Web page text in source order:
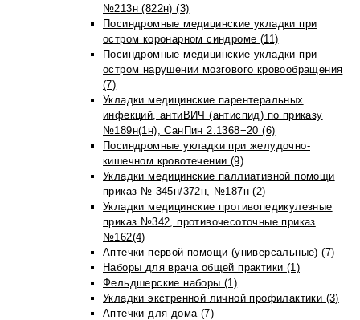
№213н (822н) (3)
Посиндромные медицинские укладки при
остром коронарном синдроме (11)
Посиндромные медицинские укладки при
остром нарушении мозгового кровообращения
(7)
Укладки медицинские парентеральных
инфекций, антиВИЧ (антиспид) по приказу
№189н(1н), СанПин 2.1368−20 (6)
Посиндромные укладки при желудочно-
кишечном кровотечении (9)
Укладки медицинские паллиативной помощи
приказ № 345н/372н, №187н (2)
Укладки медицинские противопедикулезные
приказ №342, противочесоточные приказ
№162(4)
Аптечки первой помощи (универсальные) (7)
Наборы для врача общей практики (1)
Фельдшерские наборы (1)
Укладки экстренной личной профилактики (3)
Аптечки для дома (7)